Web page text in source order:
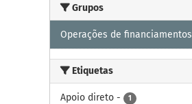
Grupos
Operações de financiamentos
Etiquetas
Apoio direto - 1